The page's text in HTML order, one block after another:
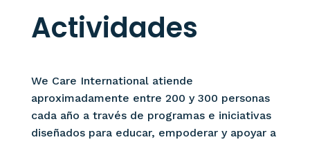
Actividades
We Care International atiende
aproximadamente entre 200 y 300 personas
cada año a través de programas e iniciativas
diseñados para educar, empoderar y apoyar a